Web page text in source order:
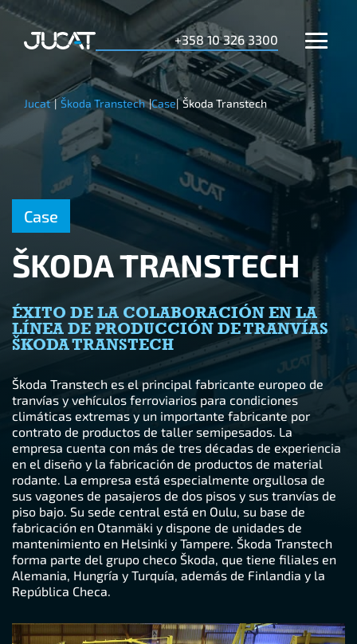
+358 10 326 3300
Jucat | Škoda Transtech |Case| Škoda Transtech
Case
ŠKODA TRANSTECH
ÉXITO DE LA COLABORACIÓN EN LA
LÍNEA DE PRODUCCIÓN DE TRANVÍAS
ŠKODA TRANSTECH
Škoda Transtech es el principal fabricante europeo de
tranvías y vehículos ferroviarios para condiciones
climáticas extremas y un importante fabricante por
contrato de productos de taller semipesados. La
empresa cuenta con más de tres décadas de experiencia
en el diseño y la fabricación de productos de material
rodante. La empresa está especialmente orgullosa de
sus vagones de pasajeros de dos pisos y sus tranvías de
piso bajo. Su sede central está en Oulu, su base de
fabricación en Otanmäki y dispone de unidades de
mantenimiento en Helsinki y Tampere. Škoda Transtech
forma parte del grupo checo Škoda, que tiene filiales en
Alemania, Hungría y Turquía, además de Finlandia y la
República Checa.